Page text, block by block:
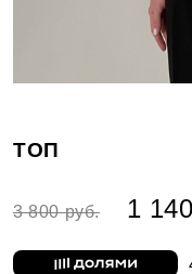
ТОП
3 800 руб. 1